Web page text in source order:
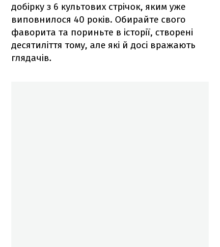
добірку з 6 культових стрічок, яким уже
виповнилося 40 років. Обирайте свого
фаворита та пориньте в історії, створені
десятиліття тому, але які й досі вражають
глядачів.